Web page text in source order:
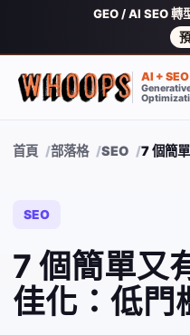
GEO / AI SEO 轉
AI + SEO
首頁 部落格 SEO 7 個簡
SEO
7 個簡單又
佳化：低門